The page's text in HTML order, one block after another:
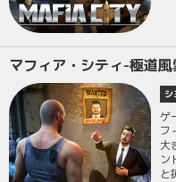
マフィア・シティ-極道風
シ
ゲ
フ
大
ン
と